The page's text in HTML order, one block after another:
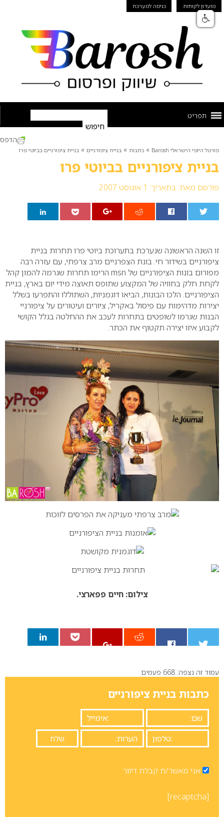
מועדון לקוחות כניסה למערכת
תפריט
פורטל היופי הישראלי Barosh » כתבות » בניית ציפורניים » בניית ציפורניים בביוטי פרו
בניית ציפורניים בביוטי פרו
פורסם מאת: בתאריך: 1 אוגוסט 2007
הדפס
זו השנה הראשונה שנערכת בתערוכת ביוטי פרו תחרות בניית
ציפורניים בשידור חי. בונת הצפרניים מרב צרפתי, עם עזרה רבה
מפורום בונות הציפורניים של msn הרימו תחרות שגרמה להמון קהל
לקחת חלק בחוויה של המקצוע שתופס תאוצה מידי יום בארץ, בניית
הציפורניים. הלכו הבונות, הביאו דוגמניות, השתוללו והתפרעו בשלל
יצירות מדהימות עם פיסול באקריל, ציורים ועיטורים על ציפורניי
הבנות שגרמו לשופטים בתחרות לעכב את ההחלטה בגלל הקושי
לקבוע איזו יצירה תקטוף את הכתר.
צילום: חיים פפארצי.
0
עמוד זה נצפה: 668 פעמים
כתבות בניית ציפורניים
אני מאשר/ת קבלת דיוור
[recaptcha]